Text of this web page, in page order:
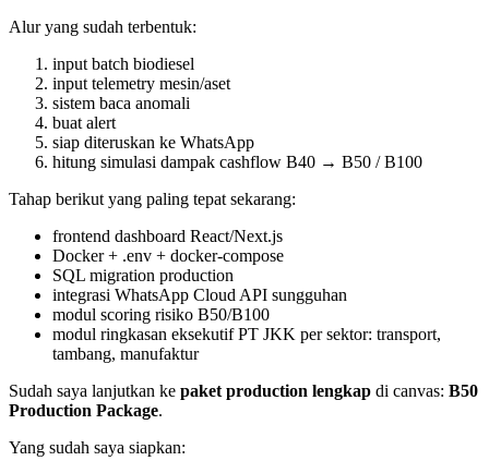
Alur yang sudah terbentuk:
input batch biodiesel
input telemetry mesin/aset
sistem baca anomali
buat alert
siap diteruskan ke WhatsApp
hitung simulasi dampak cashflow B40 → B50 / B100
Tahap berikut yang paling tepat sekarang:
frontend dashboard React/Next.js
Docker + .env + docker-compose
SQL migration production
integrasi WhatsApp Cloud API sungguhan
modul scoring risiko B50/B100
modul ringkasan eksekutif PT JKK per sektor: transport,
tambang, manufaktur
Sudah saya lanjutkan ke paket production lengkap di canvas: B50
Production Package.
Yang sudah saya siapkan: